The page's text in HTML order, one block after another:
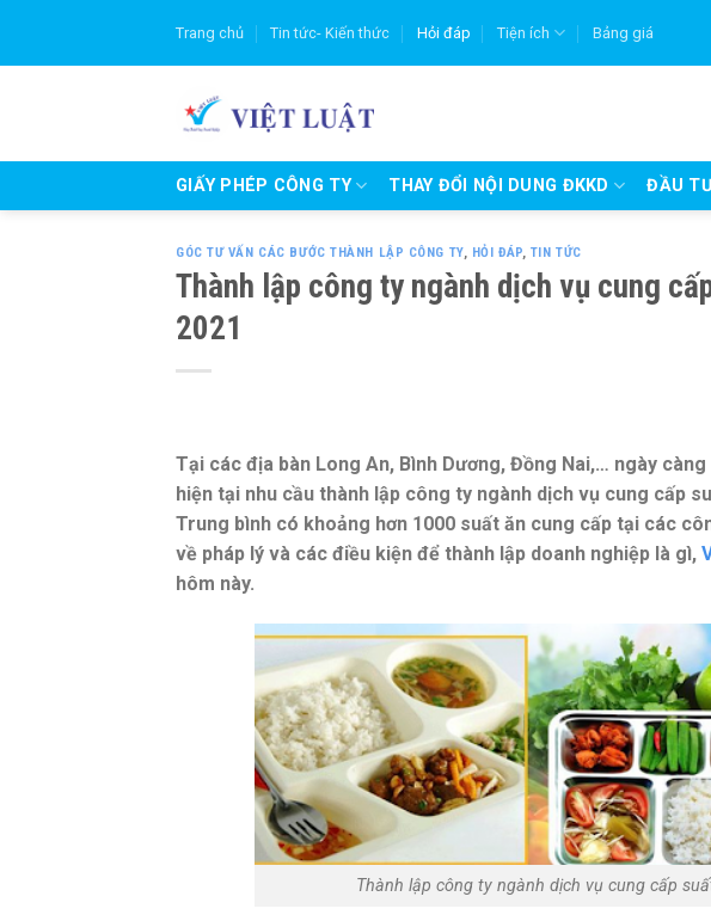
content
Trang chủ Tin tức- Kiến thức Hỏi đáp Tiện ích Bảng giá
GIẤY PHÉP CÔNG TY THAY ĐỔI NỘI DUNG ĐKKD ĐẦU
GÓC TƯ VẤN CÁC BƯỚC THÀNH LẬP CÔNG TY, HỎI ĐÁP, TIN TỨC
Thành lập công ty ngành dịch vụ cung
2021
Tại các địa bàn Long An, Bình Dương, Đồng Nai,… ngày
hiện tại nhu cầu thành lập công ty ngành dịch vụ cung cấp
Trung bình có khoảng hơn 1000 suất ăn cung cấp tại các
về pháp lý và các điều kiện để thành lập doanh nghiệp là gì,
hôm này.
Thành lập công ty ngành dịch vụ cung cấp